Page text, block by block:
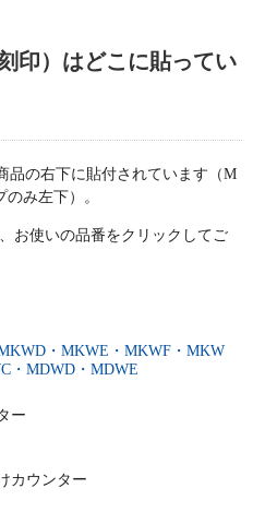
印）はどこに貼ってい
品の右下に貼付されています（M
み左下）。
お使いの品番をクリックしてご
・MKWE・MKWF・MKW
・MDWD・MDWE
ー
カウンター